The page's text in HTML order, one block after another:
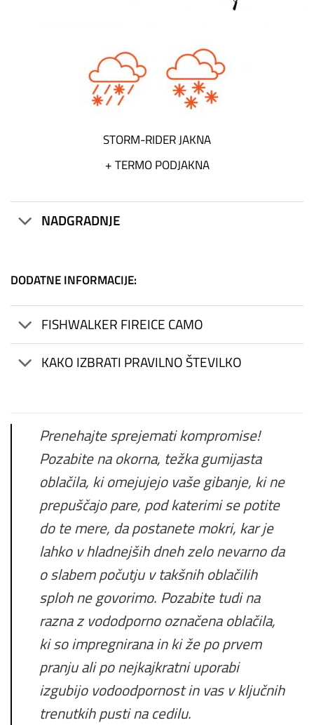
STORM-RIDER JAKNA
+TERMO PODJAKNA
NADGRADNJE
DODATNE INFORMACIJE:
FISHWALKER FIREICE CAMO
KAKO IZBRATI PRAVILNO ŠTEVILKO
Prenehajte sprejemati kompromise!
Pozabite na okorna, težka gumijasta
oblačila, ki omejujejo vaše gibanje, ki ne
prepuščajo pare, pod katerimi se potite
do te mere, da postanete mokri, kar je
lahko v hladnejših dneh zelo nevarno da
o slabem počutju v takšnih oblačilih
sploh ne govorimo. Pozabite tudi na
razna z vododporno označena oblačila,
ki so impregnirana in ki že po prvem
pranju ali po nejkajkratni uporabi
izgubijo vodoodpornost in vas v ključnih
trenutkih pusti na cedilu.